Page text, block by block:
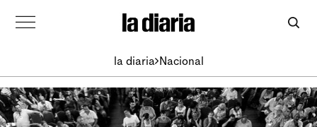
la diaria Nacional